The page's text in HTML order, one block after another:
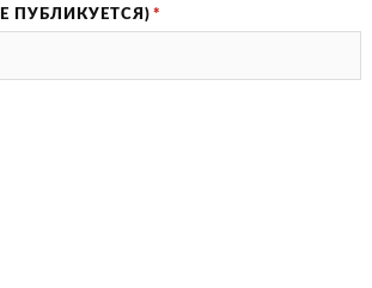
ПУБЛИКУЕТСЯ) *